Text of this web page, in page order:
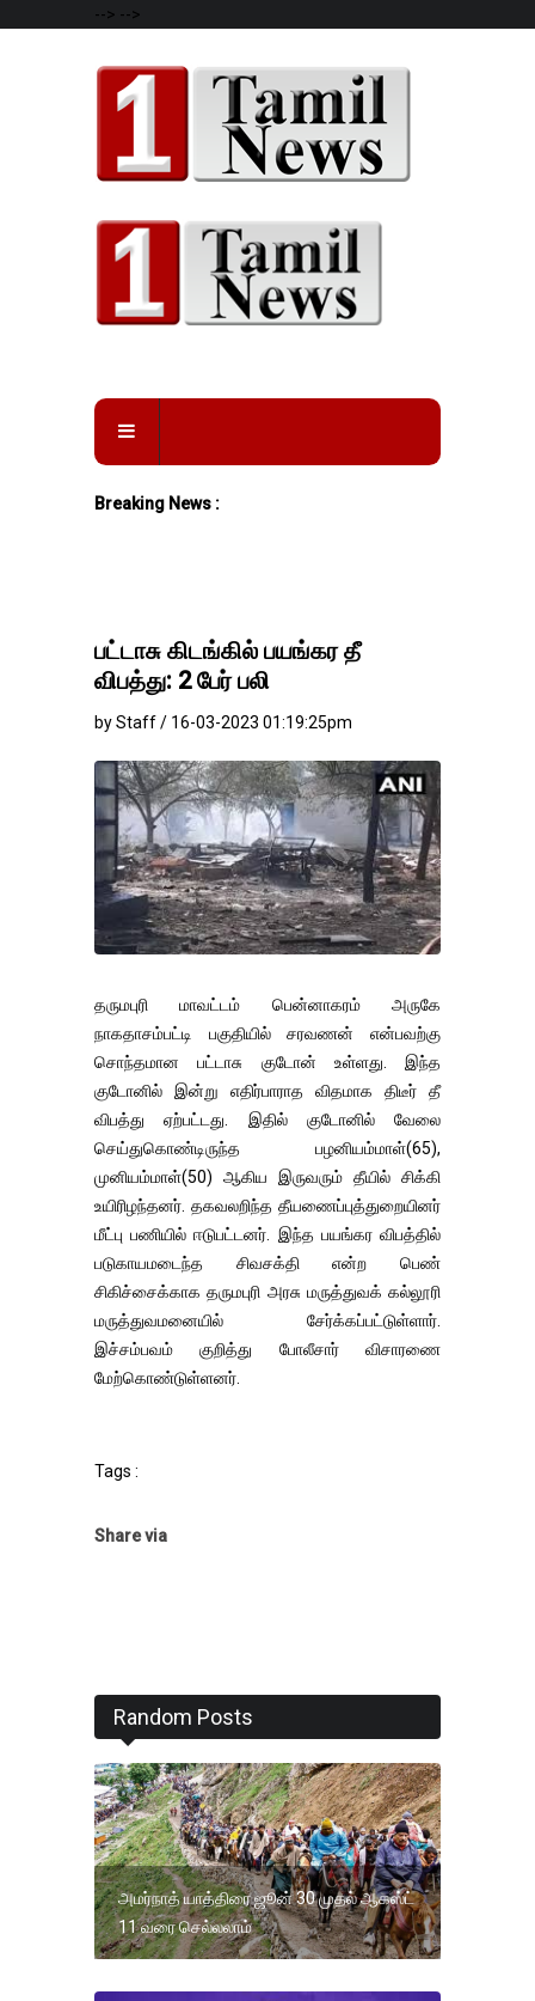
--> -->
Breaking News :
பட்டாசு கிடங்கில் பயங்கர தீ
விபத்து: 2 பேர் பலி
by Staff / 16-03-2023 01:19:25pm
தருமபுரி மாவட்டம் பென்னாகரம் அருகே
நாகதாசம்பட்டி பகுதியில் சரவணன் என்பவற்கு
சொந்தமான பட்டாசு குடோன் உள்ளது. இந்த
குடோனில் இன்று எதிர்பாராத விதமாக திடீர் தீ
விபத்து ஏற்பட்டது. இதில் குடோனில் வேலை
செய்துகொண்டிருந்த பழனியம்மாள்(65),
முனியம்மாள்(50) ஆகிய இருவரும் தீயில் சிக்கி
உயிரிழந்தனர். தகவலறிந்த தீயணைப்புத்துறையினர்
மீட்பு பணியில் ஈடுபட்டனர். இந்த பயங்கர விபத்தில்
படுகாயமடைந்த சிவசக்தி என்ற பெண்
சிகிச்சைக்காக தருமபுரி அரசு மருத்துவக் கல்லூரி
மருத்துவமனையில் சேர்க்கப்பட்டுள்ளார்.
இச்சம்பவம் குறித்து போலீசார் விசாரணை
மேற்கொண்டுள்ளனர்.
Tags :
Share via
Random Posts
அமர்நாத் யாத்திரை ஜூன் 30 முதல் ஆகஸ்ட்
11 வரை செல்லலாம்